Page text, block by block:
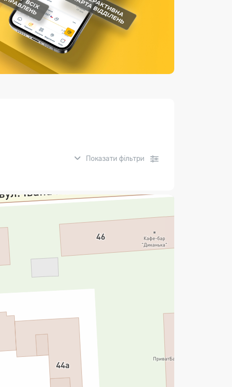
Страхові послуги
Каталог «Укрпошта Маркет»
Показати фільтри
послуги:
Термінові перекази
Перекази
Комунальні та інші платежі